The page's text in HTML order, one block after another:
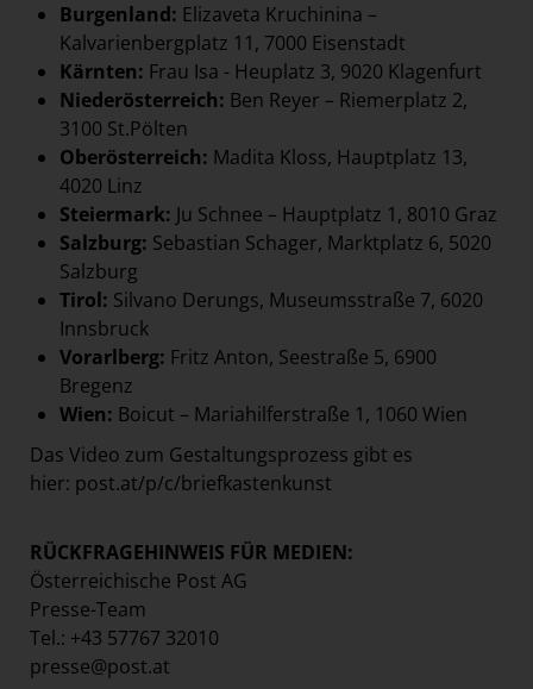
Burgenland: Elizaveta Kruchinina –
Kalvarienbergplatz 11, 7000 Eisenstadt
Kärnten: Frau Isa - Heuplatz 3, 9020 Klagenfurt
Niederösterreich: Ben Reyer – Riemerplatz 2,
3100 St.Pölten
Oberösterreich: Madita Kloss, Hauptplatz 13,
4020 Linz
Steiermark: Ju Schnee – Hauptplatz 1, 8010 Graz
Salzburg: Sebastian Schager, Marktplatz 6, 5020
Salzburg
Tirol: Silvano Derungs, Museumsstraße 7, 6020
Innsbruck
Vorarlberg: Fritz Anton, Seestraße 5, 6900
Bregenz
Wien: Boicut – Mariahilferstraße 1, 1060 Wien
Das Video zum Gestaltungsprozess gibt es
hier: post.at/p/c/briefkastenkunst
RÜCKFRAGEHINWEIS FÜR MEDIEN:
Österreichische Post AG
Presse-Team
Tel.: +43 57767 32010
presse@post.at